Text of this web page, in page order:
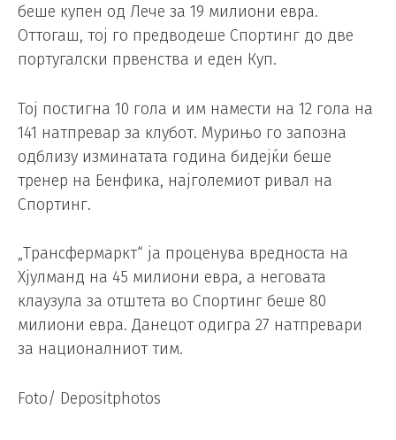
беше купен од Лече за 19 милиони евра.
Оттогаш, тој го предводеше Спортинг до две
португалски првенства и еден Куп.
Тој постигна 10 гола и им намести на 12 гола на
141 натпревар за клубот. Мурињо го запозна
одблизу изминатата година бидејќи беше
тренер на Бенфика, најголемиот ривал на
Спортинг.
„Трансфермаркт“ ја проценува вредноста на
Хјулманд на 45 милиони евра, а неговата
клаузула за отштета во Спортинг беше 80
милиони евра. Данецот одигра 27 натпревари
за националниот тим.
Foto/ Depositphotos